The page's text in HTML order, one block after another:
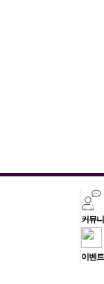
커뮤
이벤트